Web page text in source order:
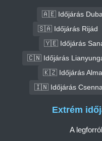
🇦🇪 Időjárás
🇸🇦 Időjárás Rijád
🇾🇪 Időjárás
🇨🇳 Időjárás
🇰🇿 Időjárás
🇮🇳 Időjárás
Extrém
A